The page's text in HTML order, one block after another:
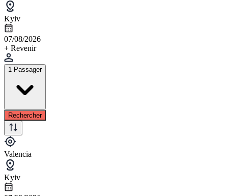
Kyiv
07/08/2026
+ Revenir
1 Passager
Rechercher
Valencia
Kyiv